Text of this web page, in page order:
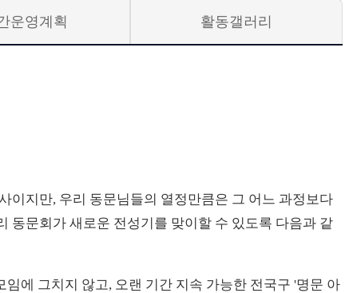
운영계획 활동갤러리
이지만, 우리 동문님들의 열정만큼은 그 어느 과정보다
동문회가 새로운 전성기를 맞이할 수 있도록 다음과 같
에 그치지 않고, 오랜 기간 지속 가능한 전국구 '명문 아